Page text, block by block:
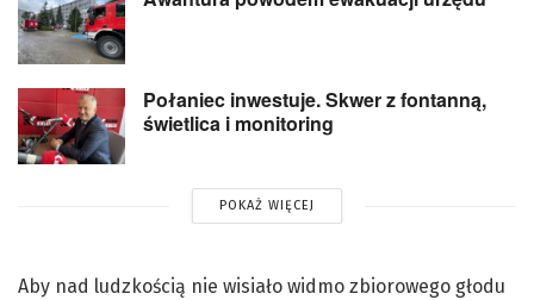
Połaniec inwestuje. Skwer z fontanną,
świetlica i monitoring
POKAŻ WIĘCEJ
Aby nad ludzkością nie wisiało widmo zbiorowego głodu